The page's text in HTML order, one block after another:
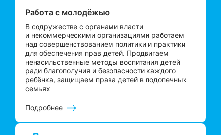
Работа с молодёжью
В содружестве с органами власти
и некоммерческими организациями работаем
над совершенствованием политики и практики
для обеспечения прав детей. Продвигаем
ненасильственные методы воспитания детей
ради благополучия и безопасности каждого
ребёнка, защищаем права детей в подопечных
семьях
Подробнее